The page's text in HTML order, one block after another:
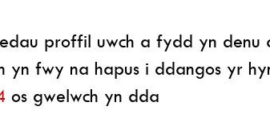
proffil uwch a fydd yn denu
fwy na hapus i ddangos yr
os gwelwch yn dda